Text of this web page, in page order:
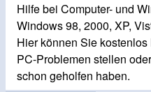
Hilfe bei Computer- und
Windows 98, 2000, XP,
Hier können Sie
PC-Problemen stellen
schon geholfen haben.